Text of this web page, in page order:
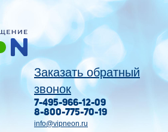
Заказать обратный
звонок
7-495-966-12-09
8-800-775-70-19
info@vipneon.ru